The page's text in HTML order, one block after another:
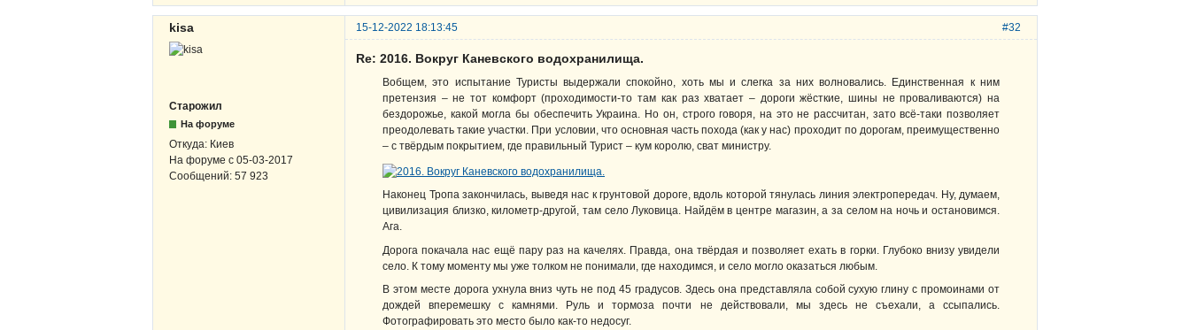
#32
kisa 15-12-2022 18:13:45
Старожил
На форуме
Откуда: Киев
На форуме с 05-03-2017
Сообщений: 57 923
Re: 2016. Вокруг Каневского водохранилища.
Вобщем, это испытание Туристы выдержали спокойно, хоть мы и слегка за них волновались. Единственная к ним
претензия – не тот комфорт (проходимости-то там как раз хватает – дороги жёсткие, шины не проваливаются) на
бездорожье, какой могла бы обеспечить Украина. Но он, строго говоря, на это не рассчитан, зато всё-таки позволяет
преодолевать такие участки. При условии, что основная часть похода (как у нас) проходит по дорогам, преимущественно
– с твёрдым покрытием, где правильный Турист – кум королю, сват министру.
Наконец Тропа закончилась, выведя нас к грунтовой дороге, вдоль которой тянулась линия электропередач. Ну, думаем,
цивилизация близко, километр-другой, там село Луковица. Найдём в центре магазин, а за селом на ночь и остановимся.
Ага.
Дорога покачала нас ещё пару раз на качелях. Правда, она твёрдая и позволяет ехать в горки. Глубоко внизу увидели
село. К тому моменту мы уже толком не понимали, где находимся, и село могло оказаться любым.
В этом месте дорога ухнула вниз чуть не под 45 градусов. Здесь она представляла собой сухую глину с промоинами от
дождей вперемешку с камнями. Руль и тормоза почти не действовали, мы здесь не съехали, а ссыпались.
Фотографировать это место было как-то недосуг.